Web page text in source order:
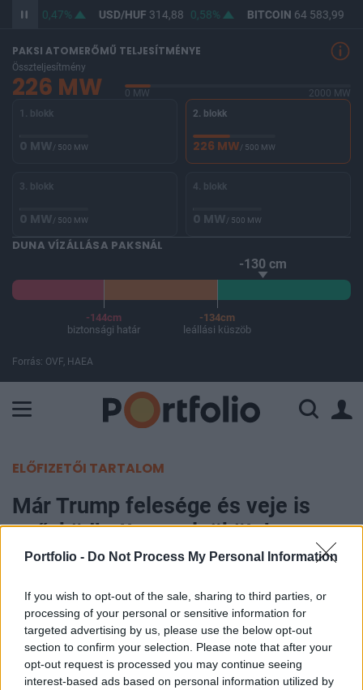
Portfolio - Do Not Process My Personal Information
If you wish to opt-out of the sale, sharing to third parties, or
processing of your personal or sensitive information for
targeted advertising by us, please use the below opt-out
section to confirm your selection. Please note that after your
opt-out request is processed you may continue seeing
interest-based ads based on personal information utilized by
0,47% USD/HUF314,88 0,58% BITCOIN64 583,99
PAKSI ATOMERŐMŰ TELJESÍTMÉNYE
Összteljesítmény
226 MW 0 MW
2000 MW
1. blokk
0 MW/ 500 MW
2. blokk
226 MW/ 500 MW
3. blokk
0 MW/ 500 MW
4. blokk
0 MW/ 500 MW
DUNA VÍZÁLLÁSA PAKSNÁL
-130 cm
-144cm
biztonsági határ
-134cm
leállási küszöb
Forrás: OVF, HAEA
ELŐFIZETŐI TARTALOM
Már Trump felesége és veje is
győzködhette az elnököt, hogy
ismerje be a vereségét
Portfolio
2020. november 08. 21:40
Már a felesége Melania Trump (fenti képünkön
jobbra) és veje Jared Kushner (bal szélen) is